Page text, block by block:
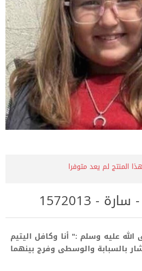
المنتج لم يعد متوفرا
- 1572013
عليه وسلم :" أنا وكافل اليتيم
بالسبابة والوسطى وفرج بينهما